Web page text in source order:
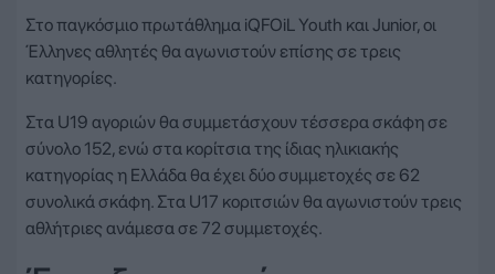
Στο παγκόσμιο πρωτάθλημα iQFOiL Youth και Junior, οι
Έλληνες αθλητές θα αγωνιστούν επίσης σε τρεις
κατηγορίες.
Στα U19 αγοριών θα συμμετάσχουν τέσσερα σκάφη σε
σύνολο 152, ενώ στα κορίτσια της ίδιας ηλικιακής
κατηγορίας η Ελλάδα θα έχει δύο συμμετοχές σε 62
συνολικά σκάφη. Στα U17 κοριτσιών θα αγωνιστούν τρεις
αθλήτριες ανάμεσα σε 72 συμμετοχές.